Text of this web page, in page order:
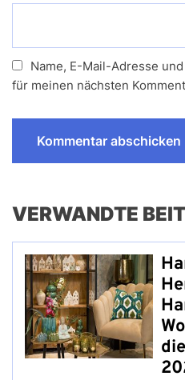
Name, E-Mail-Adresse
für meinen nächsten
VERWANDTE